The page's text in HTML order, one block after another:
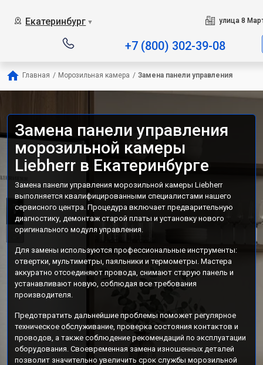
Екатеринбург ▼ улица 8
+7 (800) 302-39-08
Главная / Морозильная камера / Замена панели управления
Замена панели управления
морозильной камеры
Liebherr в Екатеринбурге
Замена панели управления морозильной камеры Liebherr
выполняется квалифицированными специалистами нашего
сервисного центра. Процедура включает предварительную
диагностику, демонтаж старой платы и установку нового
оригинального модуля управления.
Для замены используются профессиональные инструменты:
отвертки, мультиметры, паяльники и термометры. Мастера
аккуратно отсоединяют провода, снимают старую панель и
устанавливают новую, соблюдая все требования
производителя.
Предотвратить дальнейшие проблемы поможет регулярное
техническое обслуживание, проверка состояния контактов и
проводов, а также соблюдение рекомендаций по эксплуатации
оборудования. Своевременная замена изношенных деталей
позволит значительно увеличить срок службы морозильной